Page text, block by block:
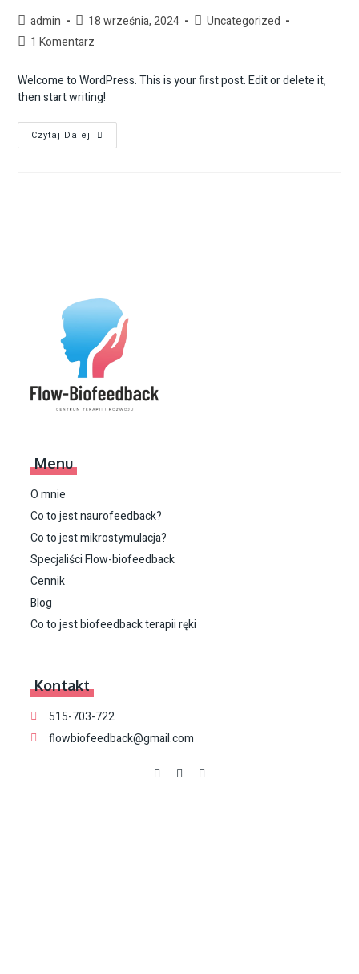
admin 18 września, 2024
Uncategorized
1 Komentarz
Welcome to WordPress. This is your first post. Edit or delete it,
then start writing!
Czytaj Dalej
Menu
O mnie
Co to jest naurofeedback?
Co to jest mikrostymulacja?
Specjaliści Flow-biofeedback
Cennik
Blog
Co to jest biofeedback terapii ręki
Kontakt
515-703-722
flowbiofeedback@gmail.com